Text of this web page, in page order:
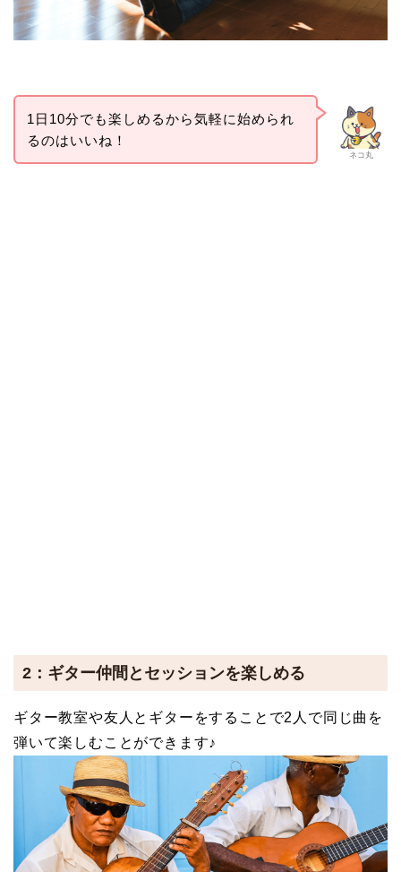
ネコ丸
1日10分でも楽しめるから気軽に始められ
るのはいいね！
2：ギター仲間とセッションを楽しめる
ギター教室や友人とギターをすることで2人で同じ曲を
弾いて楽しむことができます♪